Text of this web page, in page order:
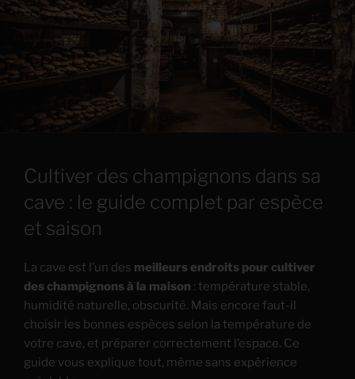
Cultiver des champignons dans sa
cave : le guide complet par espèce
et saison
La cave est l’un des meilleurs endroits pour cultiver
des champignons à la maison : température stable,
humidité naturelle, obscurité. Mais encore faut-il
choisir les bonnes espèces selon la température de
votre cave, et préparer correctement l’espace. Ce
guide vous explique tout, même sans expérience